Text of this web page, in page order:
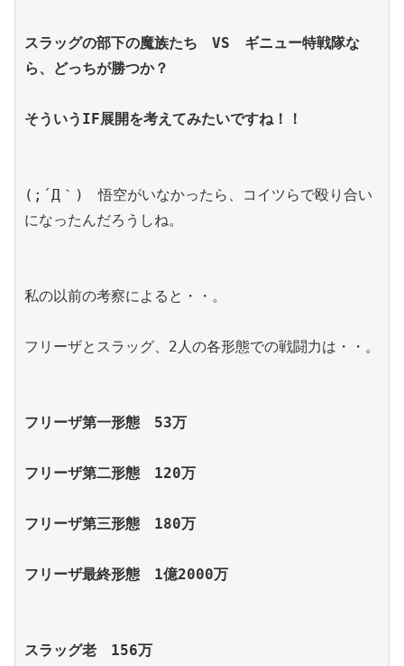
スラッグの部下の魔族たち　VS　ギニュー特戦隊な
ら、どっちが勝つか？
そういうIF展開を考えてみたいですね！！
(;´Д｀)　悟空がいなかったら、コイツらで殴り合い
になったんだろうしね。
私の以前の考察によると・・。
フリーザとスラッグ、2人の各形態での戦闘力は・・。
フリーザ第一形態　53万
フリーザ第二形態　120万
フリーザ第三形態　180万
フリーザ最終形態　1億2000万
スラッグ老　156万